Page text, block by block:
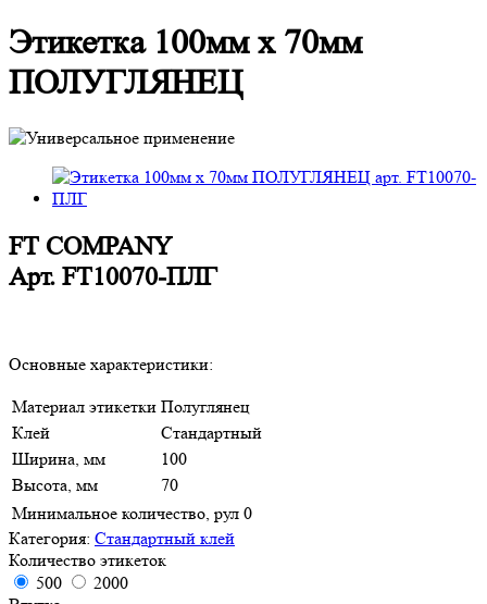
Этикетка 100мм х 70мм
ПОЛУГЛЯНЕЦ
FT COMPANY
Арт. FT10070-ПЛГ
Основные характеристики:
Материал этикетки Полуглянец
Клей
Стандартный
Ширина, мм
100
Высота, мм
70
Минимальное количество, рул 0
Категория: Стандартный клей
Количество этикеток
500
2000